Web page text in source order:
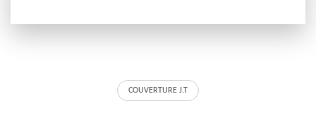
COUVERTURE J.T